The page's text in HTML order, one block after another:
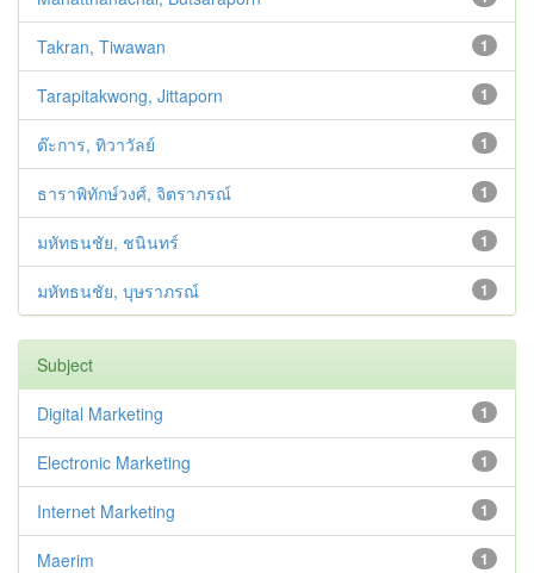
1
Takran, Tiwawan
1
Tarapitakwong, Jittaporn
1
ต๊ะการ, ทิวาวัลย์
1
ธาราพิทักษ์วงศ์, จิตราภรณ์
1
มหัทธนชัย, ชนินทร์
1
มหัทธนชัย, บุษราภรณ์
Subject
1
Digital Marketing
1
Electronic Marketing
1
Internet Marketing
1
Maerim